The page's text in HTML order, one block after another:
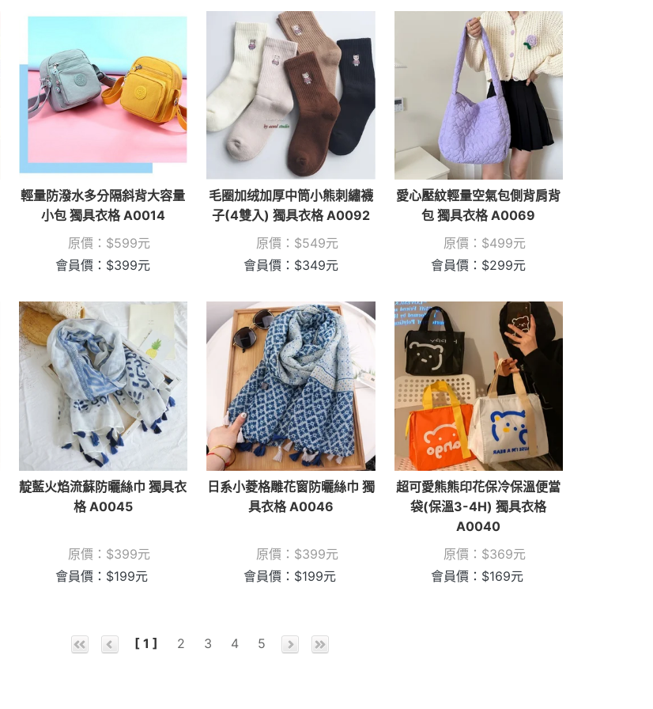
輕量防潑水多分隔斜背大容量
小包 獨具衣格 A0014
原價： $599元
會員價： $399元
毛圈加绒加厚中筒小熊刺繡襪
子(4雙入) 獨具衣格 A0092
原價： $549元
會員價： $349元
愛心壓紋輕量空氣包側背肩背
包 獨具衣格 A0069
原價： $499元
會員價： $299元
靛藍火焰流蘇防曬絲巾 獨具衣
格 A0045
原價： $399元
會員價： $199元
日系小菱格雕花窗防曬絲巾 獨
具衣格 A0046
原價： $399元
會員價： $199元
超可愛熊熊印花保冷保溫便當
袋(保溫3-4H) 獨具衣格
A0040
原價： $369元
會員價： $169元
[ 1 ] 2 3 4 5